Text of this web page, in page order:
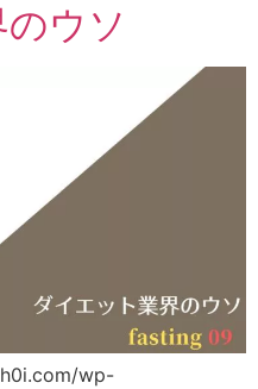
ウソ
wp-